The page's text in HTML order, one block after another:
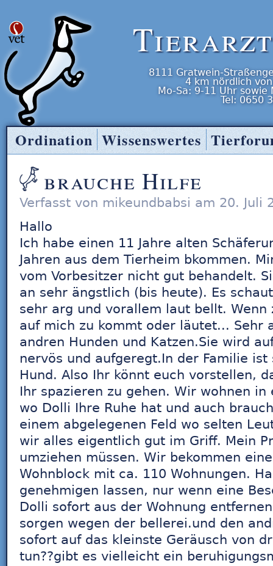
8111 Gratwein-
4 km nördlich
Mo-Sa: 9-11 Uhr sowie
Tel: 0650
brauche Hilfe
Verfasst von mikeundbabsi am 20. Juli
Hallo
Ich habe einen 11 Jahre alten
Jahren aus dem Tierheim bkommen.
vom Vorbesitzer nicht gut behandelt.
an sehr ängstlich (bis heute). Es
sehr arg und vorallem laut bellt. Wenn
auf mich zu kommt oder läutet... Sehr
andren Hunden und Katzen.Sie wird
nervös und aufgeregt.In der Familie
Hund. Also Ihr könnt euch vorstellen,
Ihr spazieren zu gehen. Wir wohnen
wo Dolli Ihre Ruhe hat und auch
einem abgelegenen Feld wo selten
wir alles eigentlich gut im Griff. Mein
umziehen müssen. Wir bekommen
Wohnblock mit ca. 110 Wohnungen.
genehmigen lassen, nur wenn eine
Dolli sofort aus der Wohnung
sorgen wegen der bellerei.und den
sofort auf das kleinste Geräusch von
tun??gibt es vielleicht ein
Tierarzt Entner
Ordination Wissenswertes